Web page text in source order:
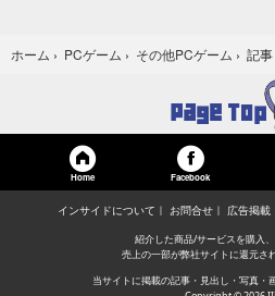
ホーム › PCゲーム › その他PCゲーム › 記事
Home Facebook
インサイドについて お問合せ 広告掲載
紹介した商品/サービスを購入、
売上の一部が弊社サイトに還元さ
当サイトに掲載の記事・見出し・写真・